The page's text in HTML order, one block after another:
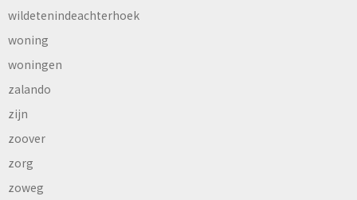
wildetenindeachterhoek
woning
woningen
zalando
zijn
zoover
zorg
zoweg